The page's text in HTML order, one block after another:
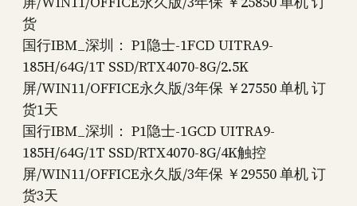
货
国行IBM_深圳： P1隐士-1FCD UITRA9-
185H/64G/1T SSD/RTX4070-8G/2.5K
屏/WIN11/OFFICE永久版/3年保 ￥27550 单机 订
货1天
国行IBM_深圳： P1隐士-1GCD UITRA9-
185H/64G/1T SSD/RTX4070-8G/4K触控
屏/WIN11/OFFICE永久版/3年保 ￥29550 单机 订
货3天